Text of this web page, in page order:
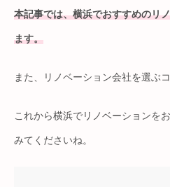
本記事では、横浜でおすすめのリ
ます。
また、リノベーション会社を選ぶコ
これから横浜でリノベーションを
みてくださいね。